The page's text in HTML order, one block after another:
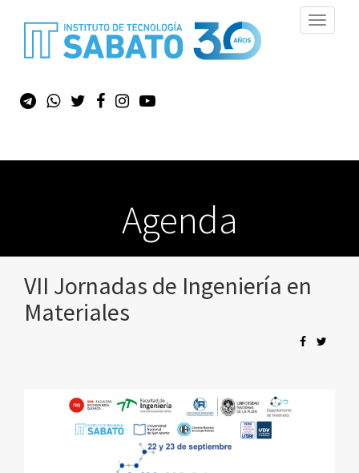
Toggle
Agenda
VII Jornadas de Ingeniería en
Materiales